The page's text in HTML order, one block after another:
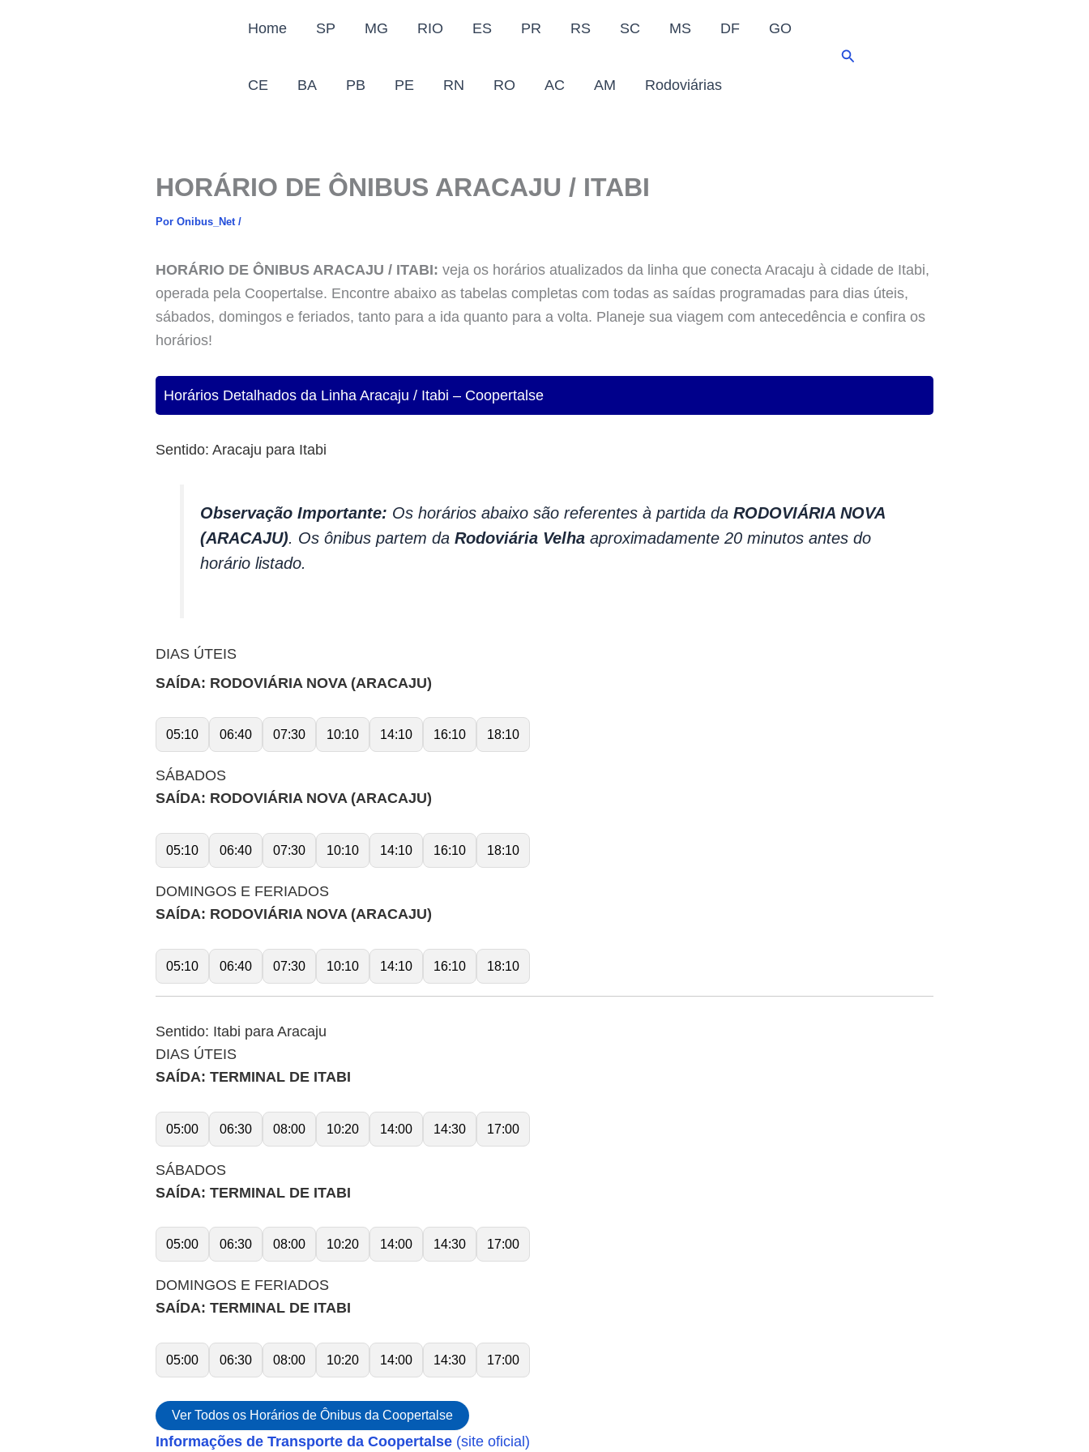
Home SP MG RIO ES PR RS SC MS DF GO
CE BA PB PE RN RO AC AM Rodoviárias
Pesquisar
HORÁRIO DE ÔNIBUS ARACAJU / ITABI
Por Onibus_Net /
HORÁRIO DE ÔNIBUS ARACAJU / ITABI: veja os horários atualizados da linha que conecta Aracaju à cidade de Itabi,
operada pela Coopertalse. Encontre abaixo as tabelas completas com todas as saídas programadas para dias úteis,
sábados, domingos e feriados, tanto para a ida quanto para a volta. Planeje sua viagem com antecedência e confira os
horários!
Horários Detalhados da Linha Aracaju / Itabi – Coopertalse
Sentido: Aracaju para Itabi
Observação Importante: Os horários abaixo são referentes à partida da RODOVIÁRIA NOVA
(ARACAJU). Os ônibus partem da Rodoviária Velhaaproximadamente 20 minutos antes do
horário listado.
DIAS ÚTEIS
SAÍDA: RODOVIÁRIA NOVA (ARACAJU)
05:10 06:40 07:30 10:10 14:10 16:10 18:10
SÁBADOS
SAÍDA: RODOVIÁRIA NOVA (ARACAJU)
05:10 06:40 07:30 10:10 14:10 16:10 18:10
DOMINGOS E FERIADOS
SAÍDA: RODOVIÁRIA NOVA (ARACAJU)
05:10 06:40 07:30 10:10 14:10 16:10 18:10
Sentido: Itabi para Aracaju
DIAS ÚTEIS
SAÍDA: TERMINAL DE ITABI
05:00 06:30 08:00 10:20 14:00 14:30 17:00
SÁBADOS
SAÍDA: TERMINAL DE ITABI
05:00 06:30 08:00 10:20 14:00 14:30 17:00
DOMINGOS E FERIADOS
SAÍDA: TERMINAL DE ITABI
05:00 06:30 08:00 10:20 14:00 14:30 17:00
Ver Todos os Horários de Ônibus da Coopertalse
Informações de Transporte da Coopertalse (site oficial)